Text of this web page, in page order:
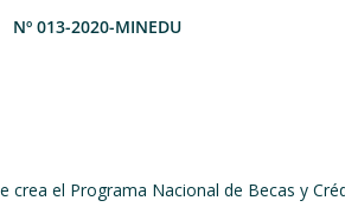
Nº 013-2020-MINEDU
crea el Programa Nacional de Becas y